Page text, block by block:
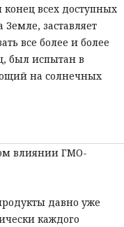
всех доступных
Земле, заставляет
все более и более
был испытан в
на солнечных
влиянии ГМО-
давно уже
каждого